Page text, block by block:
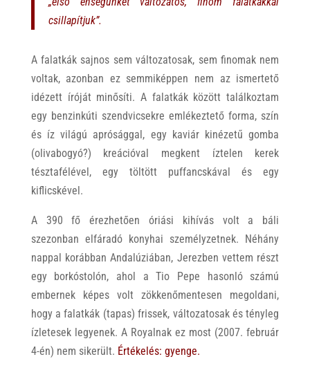
csillapítjuk”.
A falatkák sajnos sem változatosak, sem finomak nem
voltak, azonban ez semmiképpen nem az ismertető
idézett íróját minősíti. A falatkák között találkoztam
egy benzinkúti szendvicsekre emlékeztető forma, szín
és íz világú aprósággal, egy kaviár kinézetű gomba
(olivabogyó?) kreációval megkent íztelen kerek
tésztafélével, egy töltött puffancskával és egy
kiflicskével.
A 390 fő érezhetően óriási kihívás volt a báli
szezonban elfáradó konyhai személyzetnek. Néhány
nappal korábban Andalúziában, Jerezben vettem részt
egy borkóstolón, ahol a Tio Pepe hasonló számú
embernek képes volt zökkenőmentesen megoldani,
hogy a falatkák (tapas) frissek, változatosak és tényleg
ízletesek legyenek. A Royalnak ez most (2007. február
4-én) nem sikerült. Értékelés: gyenge.